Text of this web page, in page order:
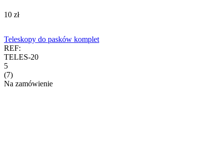
‍10‍ zł
Teleskopy do pasków komplet
REF:
TELES-20
5
(7)
Na zamówienie